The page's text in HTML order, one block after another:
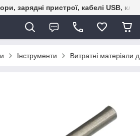
зарядні пристрої, кабелі USB,
Інструменти Витратні матеріали